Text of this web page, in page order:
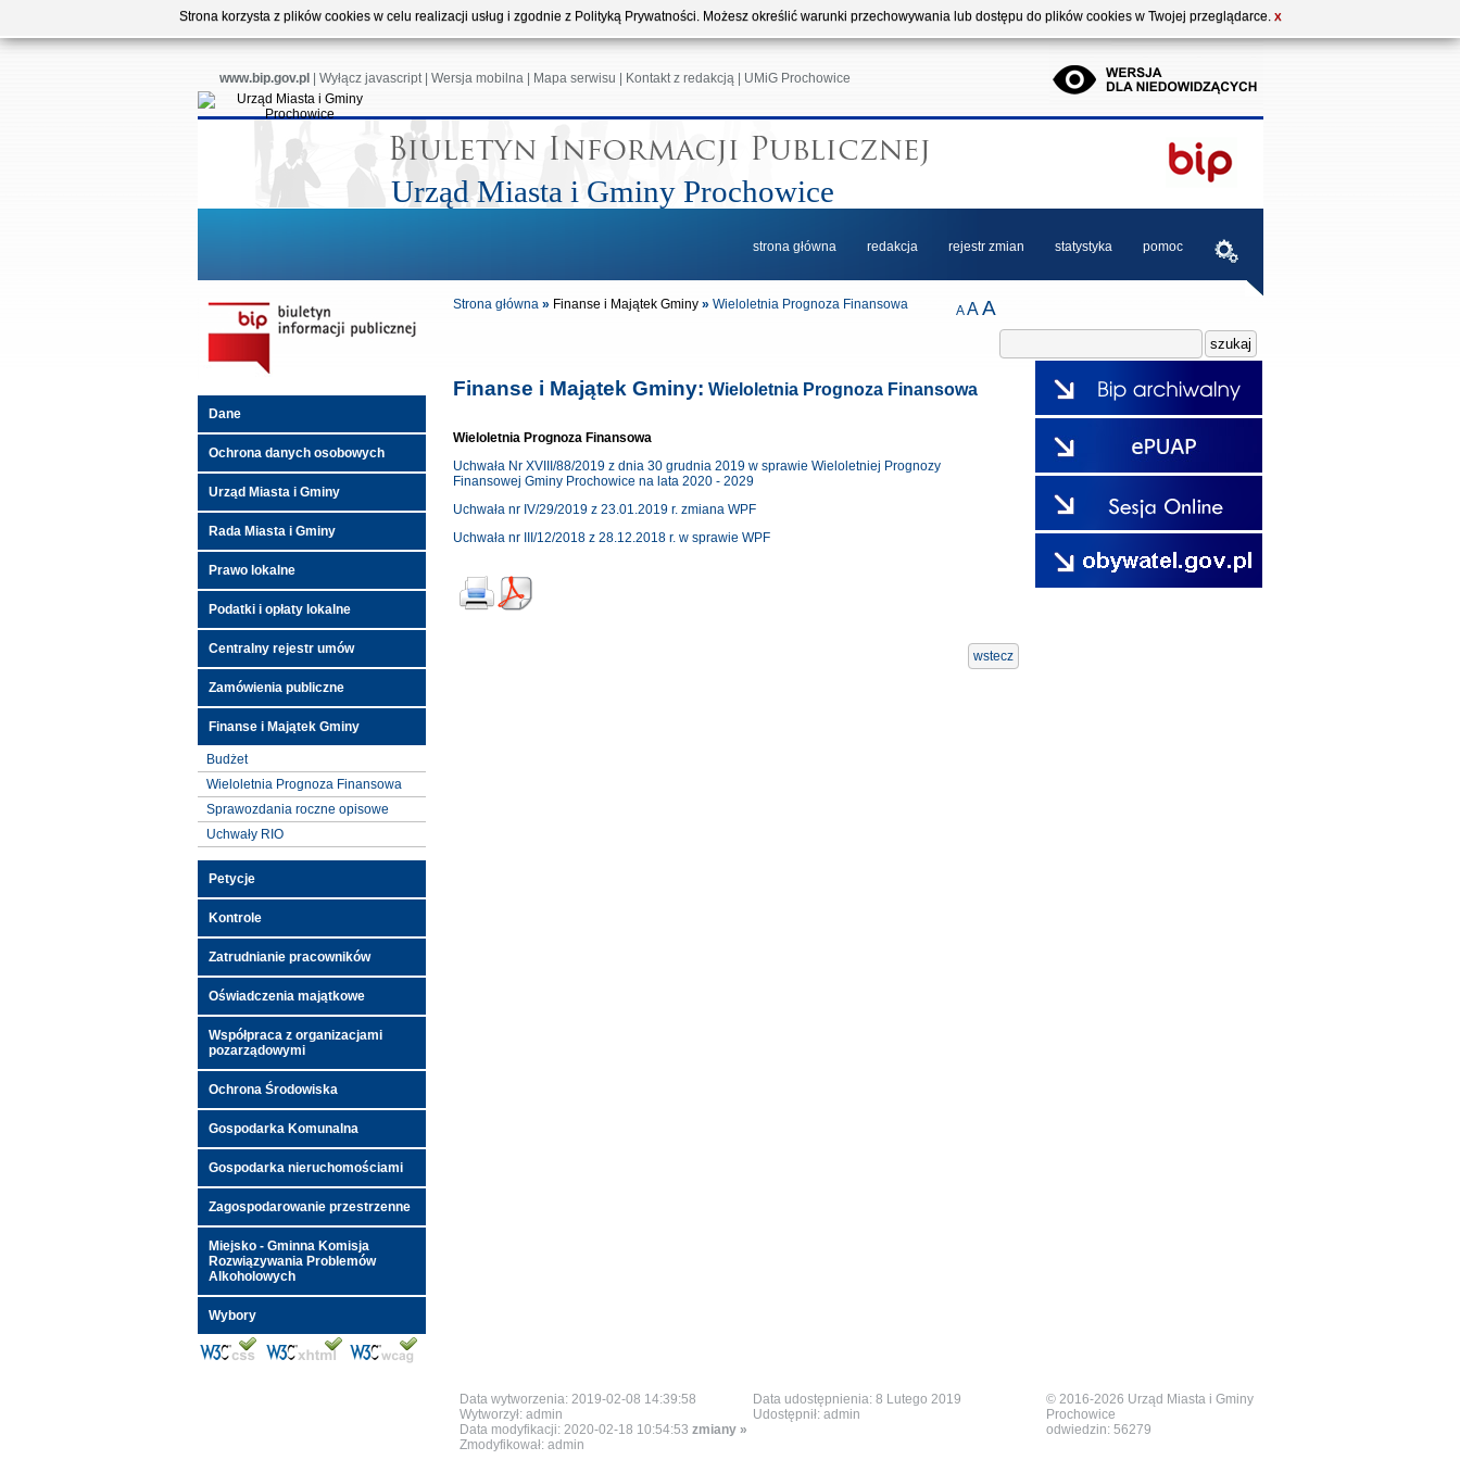
Strona korzysta z plików cookies w celu realizacji usług i zgodnie z Polityką Prywatności. Możesz określić warunki przechowywania lub dostępu do plików cookies w Twojej przeglądarce. X
www.bip.gov.pl Wyłącz javascript| Wersja mobilna| Mapa serwisu Kontakt z redakcją| UMiG Prochowice
Urząd Miasta i Gminy Prochowice
strona główna redakcja rejestr zmian statystyka pomoc
Dane
Ochrona danych osobowych
Urząd Miasta i Gminy
Rada Miasta i Gminy
Prawo lokalne
Podatki i opłaty lokalne
Centralny rejestr umów
Zamówienia publiczne
Finanse i Majątek Gminy
Budżet
Wieloletnia Prognoza Finansowa
Sprawozdania roczne opisowe
Uchwały RIO
Petycje
Kontrole
Zatrudnianie pracowników
Oświadczenia majątkowe
Współpraca z organizacjami
pozarządowymi
Ochrona Środowiska
Gospodarka Komunalna
Gospodarka nieruchomościami
Zagospodarowanie przestrzenne
Miejsko - Gminna Komisja
Rozwiązywania Problemów
Alkoholowych
Wybory
Strona główna » Finanse i Majątek Gminy » Wieloletnia Prognoza Finansowa A A A
Finanse i Majątek Gminy: Wieloletnia Prognoza Finansowa
Wieloletnia Prognoza Finansowa
Uchwała Nr XVIII/88/2019 z dnia 30 grudnia 2019 w sprawie Wieloletniej Prognozy
Finansowej Gminy Prochowice na lata 2020 - 2029
Uchwała nr IV/29/2019 z 23.01.2019 r. zmiana WPF
Uchwała nr III/12/2018 z 28.12.2018 r. w sprawie WPF
wstecz
© 2016-2026 Urząd Miasta i Gminy
Prochowice
odwiedzin: 56279
Data udostępnienia: 8 Lutego 2019
Udostępnił: admin
Data wytworzenia: 2019-02-08 14:39:58
Wytworzył: admin
Data modyfikacji: 2020-02-18 10:54:53 zmiany »
Zmodyfikował: admin